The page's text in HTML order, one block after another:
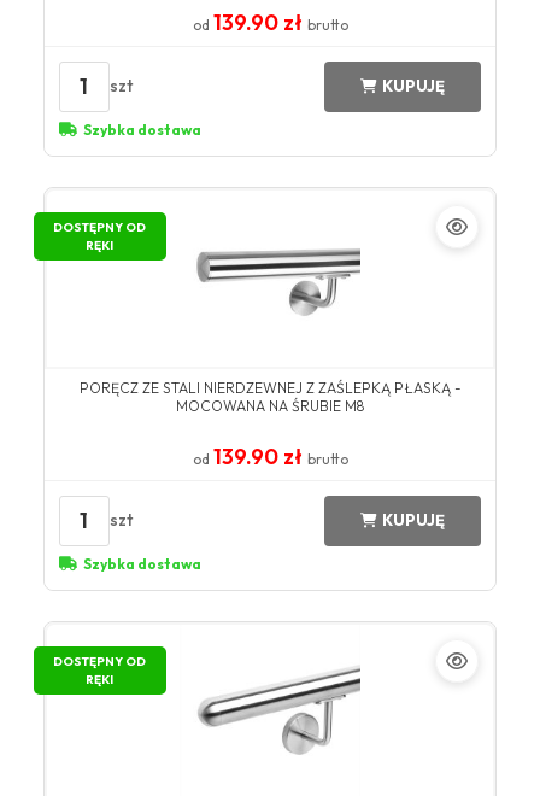
od 139.90 zł brutto
1 szt KUPUJĘ
Szybka dostawa
DOSTĘPNY OD
RĘKI
PORĘCZ ZE STALI NIERDZEWNEJ Z ZAŚLEPKĄ PŁASKĄ -
MOCOWANA NA ŚRUBIE M8
od 139.90 zł brutto
1 szt KUPUJĘ
Szybka dostawa
DOSTĘPNY OD
RĘKI